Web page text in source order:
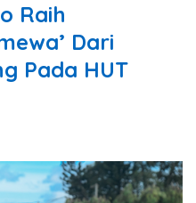
Raih
Dari
Pada HUT